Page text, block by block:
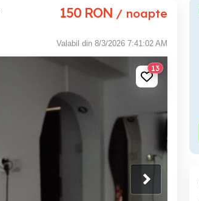
150 RON / noapte
Valabil din 8/3/2026 7:41:02 AM
13